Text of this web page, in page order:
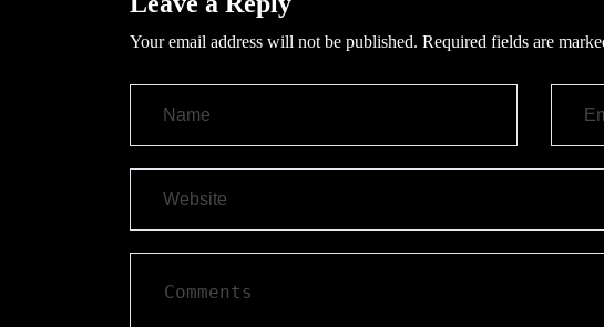
Your email address will not be published. Required fields are